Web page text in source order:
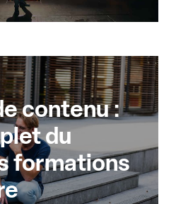
contenu :
du
formations